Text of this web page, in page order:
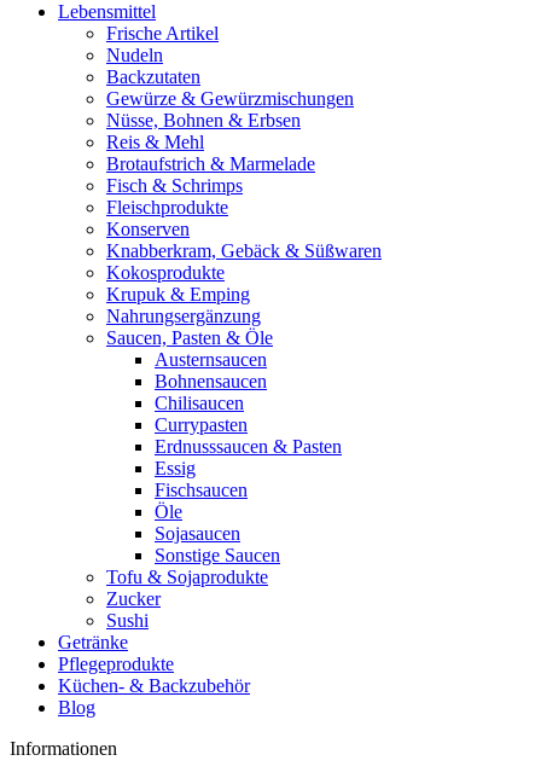
Lebensmittel
Frische Artikel
Nudeln
Backzutaten
Gewürze & Gewürzmischungen
Nüsse, Bohnen & Erbsen
Reis & Mehl
Brotaufstrich & Marmelade
Fisch & Schrimps
Fleischprodukte
Konserven
Knabberkram, Gebäck & Süßwaren
Kokosprodukte
Krupuk & Emping
Nahrungsergänzung
Saucen, Pasten & Öle
Austernsaucen
Bohnensaucen
Chilisaucen
Currypasten
Erdnusssaucen & Pasten
Essig
Fischsaucen
Öle
Sojasaucen
Sonstige Saucen
Tofu & Sojaprodukte
Zucker
Sushi
Getränke
Pflegeprodukte
Küchen- & Backzubehör
Blog
Informationen